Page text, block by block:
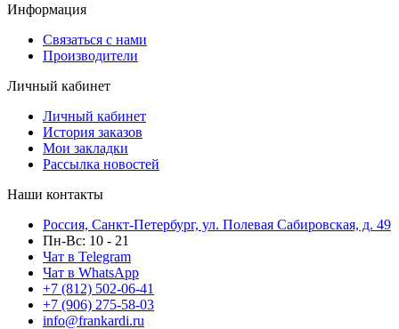
Информация
Связаться с нами
Производители
Личный кабинет
Личный кабинет
История заказов
Мои закладки
Рассылка новостей
Наши контакты
Россия, Санкт-Петербург, ул. Полевая Сабировская, д. 49
Пн-Вс: 10 - 21
Чат в Telegram
Чат в WhatsApp
+7 (812) 502-06-41
+7 (906) 275-58-03
info@frankardi.ru